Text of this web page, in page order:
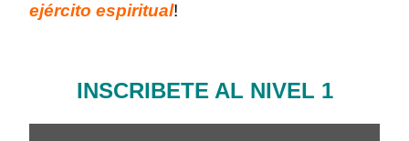
ejército espiritual!
INSCRIBETE AL NIVEL 1